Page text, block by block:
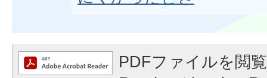
PDFファイルを閲